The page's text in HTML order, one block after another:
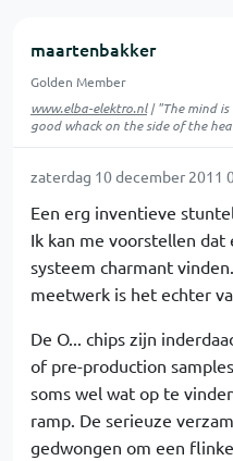
maartenbakker
Golden Member
www.elba-elektro.nl| "The mind is
good whack on the side of the
zaterdag 10 december 2011
Een erg inventieve
Ik kan me voorstellen dat
systeem charmant
meetwerk is het echter
De O... chips zijn
of pre-production
soms wel wat op te
ramp. De serieuze
gedwongen om een